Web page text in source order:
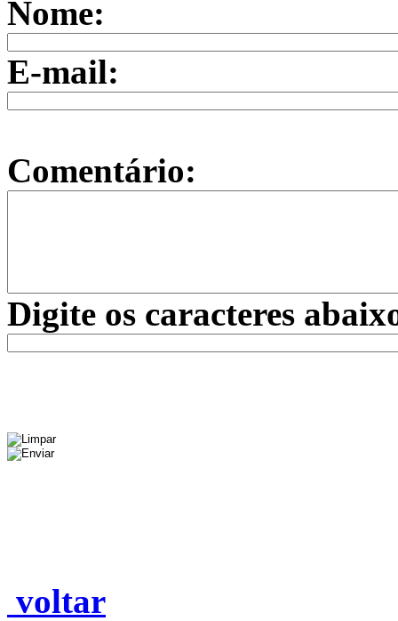
Nome:
E-mail:
Comentário:
Digite os caracteres
voltar